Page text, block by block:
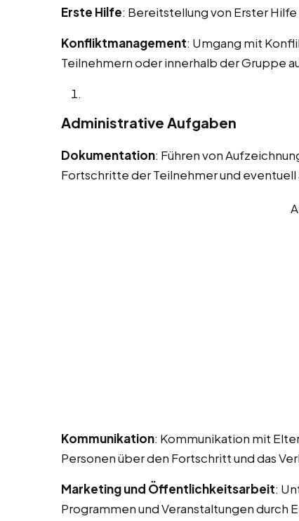
Erste Hilfe: Bereitstellung von Erster
Konfliktmanagement: Umgang mit
Teilnehmern oder innerhalb der Gruppe
Administrative Aufgaben
Dokumentation: Führen von
Fortschritte der Teilnehmer und
Kommunikation: Kommunikation mit
Personen über den Fortschritt und das
Marketing und Öffentlichkeitsarbeit:
Programmen und Veranstaltungen durch